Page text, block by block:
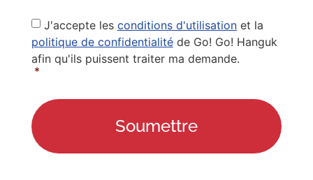
Privacy
Policy
*
J'accepte les conditions d'utilisationet la
politique de confidentialitéde Go! Go! Hanguk
afin qu'ils puissent traiter ma demande.
*